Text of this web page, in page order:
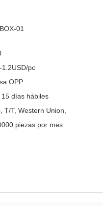
01
1.2USD/pc
OPP
15 días hábiles
T/T, Western Union,
piezas por mes